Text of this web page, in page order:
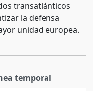
transatlánticos
la defensa
unidad europea.
temporal